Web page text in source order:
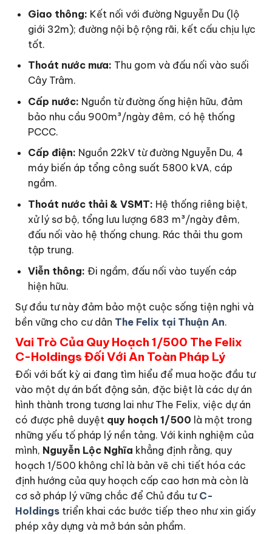
Giao thông: Kết nối với đường Nguyễn Du (lộ
giới 32m); đường nội bộ rộng rãi, kết cấu chịu lực
tốt.
Thoát nước mưa: Thu gom và đấu nối vào suối
Cây Trâm.
Cấp nước: Nguồn từ đường ống hiện hữu, đảm
bảo nhu cầu 900m³/ngày đêm, có hệ thống
PCCC.
Cấp điện: Nguồn 22kV từ đường Nguyễn Du, 4
máy biến áp tổng công suất 5800 kVA, cáp
ngầm.
Thoát nước thải & VSMT: Hệ thống riêng biệt,
xử lý sơ bộ, tổng lưu lượng 683 m³/ngày đêm,
đấu nối vào hệ thống chung. Rác thải thu gom
tập trung.
Viễn thông: Đi ngầm, đấu nối vào tuyến cáp
hiện hữu.
Sự đầu tư này đảm bảo một cuộc sống tiện nghi và
bền vững cho cư dân The Felix tại Thuận An.
Vai Trò Của Quy Hoạch 1/500 The Felix
C-Holdings Đối Với An Toàn Pháp Lý
Đối với bất kỳ ai đang tìm hiểu để mua hoặc đầu tư
vào một dự án bất động sản, đặc biệt là các dự án
hình thành trong tương lai như The Felix, việc dự án
có được phê duyệt quy hoạch 1/500 là một trong
những yếu tố pháp lý nền tảng. Với kinh nghiệm của
mình, Nguyễn Lộc Nghĩa khẳng định rằng, quy
hoạch 1/500 không chỉ là bản vẽ chi tiết hóa các
định hướng của quy hoạch cấp cao hơn mà còn là
cơ sở pháp lý vững chắc để Chủ đầu tư C-
Holdings triển khai các bước tiếp theo như xin giấy
phép xây dựng và mở bán sản phẩm.